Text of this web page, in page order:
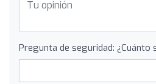
Pregunta de seguridad: ¿Cuánto